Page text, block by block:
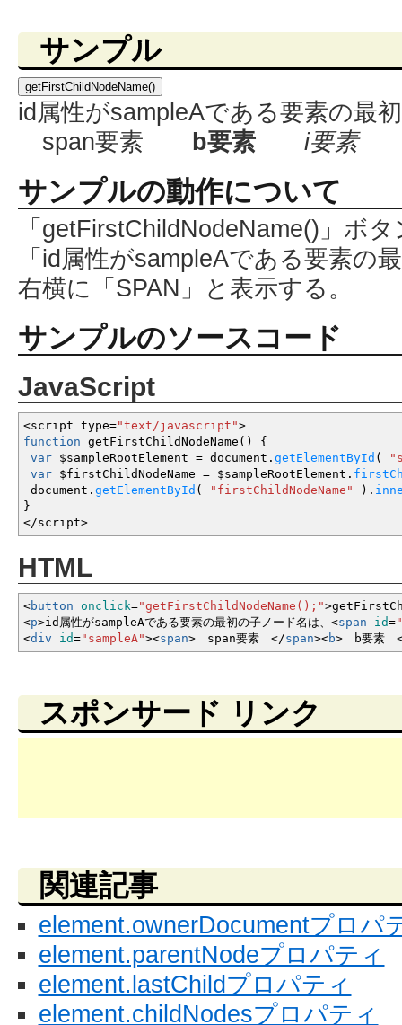
サンプル
getFirstChildNodeName()
id属性がsampleAである要素の最
span要素
b要素 i要素
サンプルの動作について
「getFirstChildNodeName()」ボ
「id属性がsampleAである要素の
右横に「SPAN」と表示する。
サンプルのソースコード
JavaScript
<script type="text/javascript">
function getFirstChildNodeName ( )
{
var $sampleRootElement = document. getElementById (
var $firstChildNodeName = $sampleRootElement.
document. getElementById ( "firstChildNodeName" ) .
}
</script>
HTML
<button onclick="getFirstChildNodeName();">
<p>id属性がsampleAである要素の最初の子ノード名は、 <span id=
<div id="sampleA"><span> span要素 </span><b> b要素
スポンサード リンク
関連記事
element.ownerDocumentプロパ
element.parentNodeプロパティ
element.lastChildプロパティ
element.childNodesプロパティ